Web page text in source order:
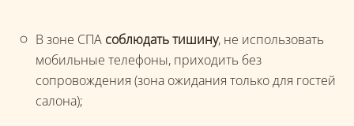
В зоне СПА соблюдать тишину, не использовать
мобильные телефоны, приходить без
сопровождения (зона ожидания только для гостей
салона);